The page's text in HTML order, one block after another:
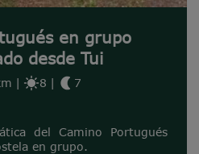
en grupo
desde Tui
| 8 | 7
del Camino Portugués
en grupo.